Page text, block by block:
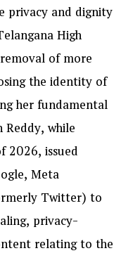
privacy and dignity
High
of more
the identity of
her fundamental
while
issued
Meta
Twitter) to
privacy-
relating to the